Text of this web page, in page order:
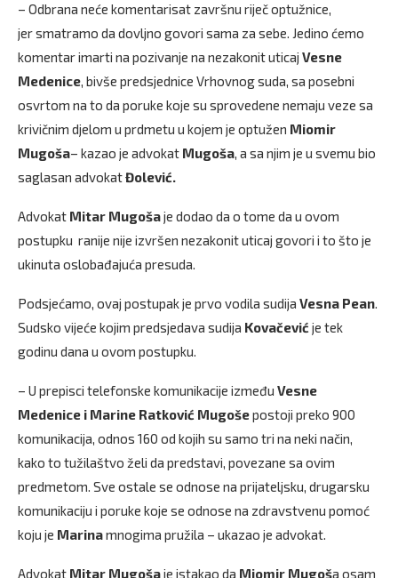
– Odbrana neće komentarisat završnu riječ optužnice,
jer smatramo da dovljno govori sama za sebe. Jedino ćemo
komentar imarti na pozivanje na nezakonit uticaj Vesne
Medenice, bivše predsjednice Vrhovnog suda, sa posebni
osvrtom na to da poruke koje su sprovedene nemaju veze sa
krivičnim djelom u prdmetu u kojem je optužen Miomir
Mugoša– kazao je advokat Mugoša, a sa njim je u svemu bio
saglasan advokatĐolević.
Advokat Mitar Mugošaje dodao da o tome da u ovom
postupku ranije nije izvršen nezakonit uticaj govori i to što je
ukinuta oslobađajuća presuda.
Podsjećamo, ovaj postupak je prvo vodila sudija Vesna Pean.
Sudsko vijeće kojim predsjedava sudija Kovačević je tek
godinu dana u ovom postupku.
– U prepisci telefonske komunikacije između Vesne
Medenice i Marine Ratković Mugošepostoji preko 900
komunikacija, odnos 160 od kojih su samo tri na neki način,
kako to tužilaštvo želi da predstavi, povezane sa ovim
predmetom. Sve ostale se odnose na prijateljsku, drugarsku
komunikaciju i poruke koje se odnose na zdravstvenu pomoć
koju je Marinamnogima pružila – ukazao je advokat.
Advokat Mitar Mugošaje istakao da Miomir Mugoša osam